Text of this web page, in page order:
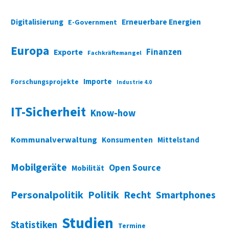
Digitalisierung E-Government Erneuerbare Energien
Europa Exporte Fachkräftemangel Finanzen
Forschungsprojekte Importe Industrie 4.0
IT-Sicherheit Know-how
Kommunalverwaltung Konsumenten Mittelstand
Mobilgeräte Mobilität Open Source
Personalpolitik Politik Recht Smartphones
Statistiken Studien Termine